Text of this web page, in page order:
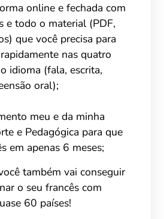
online e fechada com
e todo o material (PDF,
que você precisa para
nas quatro
idioma (fala, escrita,
oral);
meu e da minha
e Pedagógica para que
em apenas 6 meses;
também vai conseguir
o seu francês com
60 países!